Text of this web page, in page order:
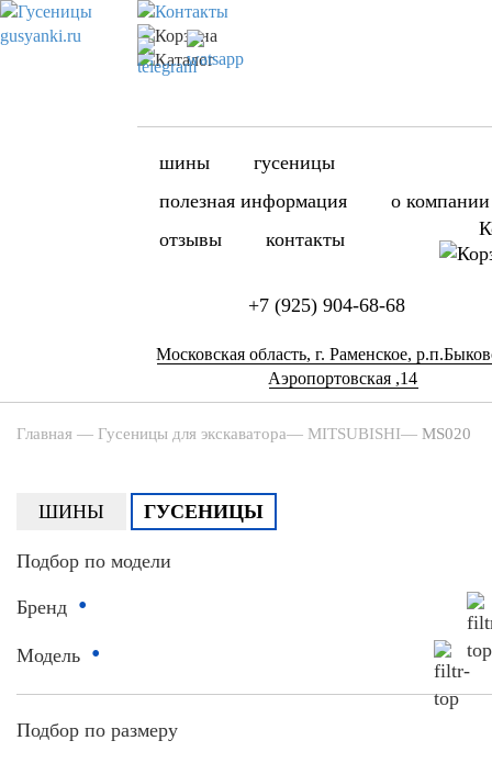
шины
гусеницы
полезная информация
о компании
отзывы
контакты
+7 (925) 904-68-68
Московская область, г. Раменское,
Аэропортовская ,14
Главная — Гусеницы для экскаватора— MITSUBISHI— MS020
ШИНЫ ГУСЕНИЦЫ
Подбор по модели
Бренд •
Модель •
Подбор по размеру